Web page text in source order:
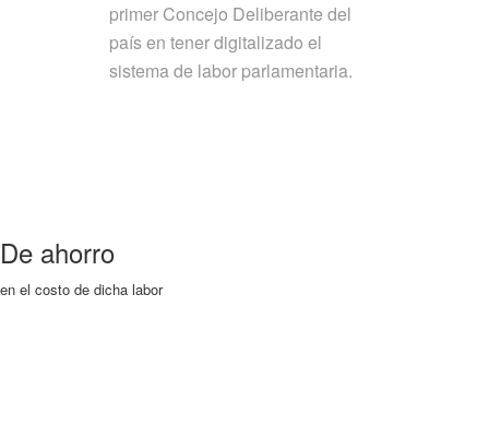
primer Concejo Deliberante del
país en tener digitalizado el
sistema de labor parlamentaria.
De ahorro
en el costo de dicha labor